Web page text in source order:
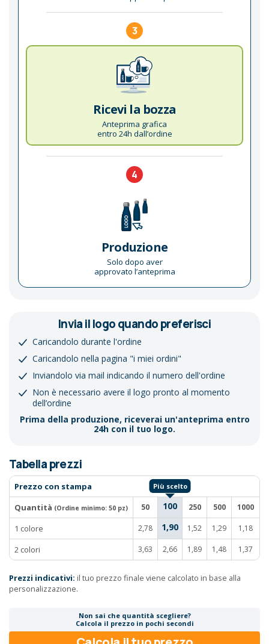
3
Ricevi la bozza
Anteprima grafica
entro 24h dall’ordine
4
Produzione
Solo dopo aver
approvato l’anteprima
Invia il logo quando preferisci
Caricandolo durante l'ordine
Caricandolo nella pagina "i miei ordini"
Inviandolo via mail indicando il numero dell'ordine
Non è necessario avere il logo pronto al momento
dell’ordine
Prima della produzione, riceverai un'anteprima entro
24h con il tuo logo.
Tabella prezzi
Prezzo con stampa
Quantità (Ordine minimo: 50 pz) 50 100 250 500 1000
1 colore 2,78 1,90 1,52 1,29 1,18
2 colori 3,63 2,66 1,89 1,48 1,37
Prezzi indicativi: il tuo prezzo finale viene calcolato in base alla
personalizzazione.
Non sai che quantità scegliere?
Calcola il prezzo in pochi secondi